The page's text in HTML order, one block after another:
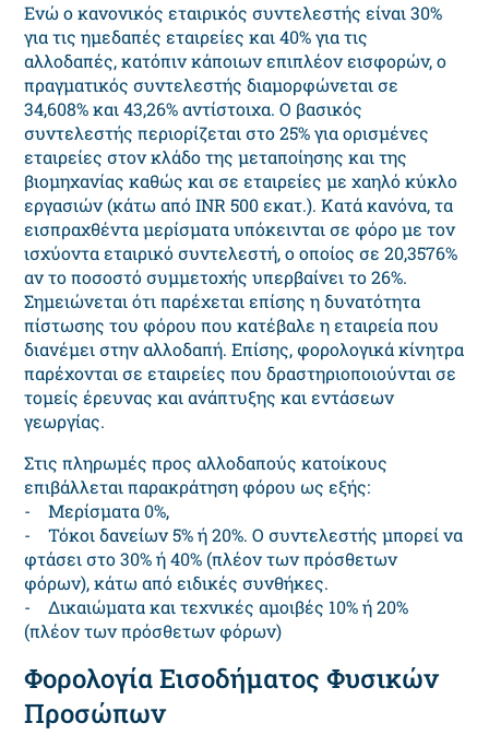
Ενώ ο κανονικός εταιρικός συντελεστής είναι 30%
για τις ημεδαπές εταιρείες και 40% για τις
αλλοδαπές, κατόπιν κάποιων επιπλέον εισφορών, ο
πραγματικός συντελεστής διαμορφώνεται σε
34,608% και 43,26% αντίστοιχα. Ο βασικός
συντελεστής περιορίζεται στο 25% για ορισμένες
εταιρείες στον κλάδο της μεταποίησης και της
βιομηχανίας καθώς και σε εταιρείες με χαηλό κύκλο
εργασιών (κάτω από INR 500 εκατ.). Κατά κανόνα, τα
εισπραχθέντα μερίσματα υπόκεινται σε φόρο με τον
ισχύοντα εταιρικό συντελεστή, ο οποίος σε 20,3576%
αν το ποσοστό συμμετοχής υπερβαίνει το 26%.
Σημειώνεται ότι παρέχεται επίσης η δυνατότητα
πίστωσης του φόρου που κατέβαλε η εταιρεία που
διανέμει στην αλλοδαπή. Επίσης, φορολογικά κίνητρα
παρέχονται σε εταιρείες που δραστηριοποιούνται σε
τομείς έρευνας και ανάπτυξης και εντάσεων
γεωργίας.
Στις πληρωμές προς αλλοδαπούς κατοίκους
επιβάλλεται παρακράτηση φόρου ως εξής:
- Μερίσματα 0%,
- Τόκοι δανείων 5% ή 20%. Ο συντελεστής μπορεί να
φτάσει στο 30% ή 40% (πλέον των πρόσθετων
φόρων), κάτω από ειδικές συνθήκες.
- Δικαιώματα και τεχνικές αμοιβές 10% ή 20%
(πλέον των πρόσθετων φόρων)
Φορολογία Εισοδήματος Φυσικών
Προσώπων